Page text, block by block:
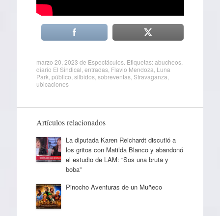
marzo 20, 2023 de Espectáculos. Etiquetas:abucheos,
diario El Sindical entradas, Flavio Mendoza Luna
Park público silbidos, sobreventas, Stravaganza
ubicaciones
Artículos relacionados
La diputada Karen Reichardt discutió a
los gritos con Matilda Blanco y abandonó
el estudio de LAM: “Sos una bruta y
boba”
Pinocho Aventuras de un Muñeco